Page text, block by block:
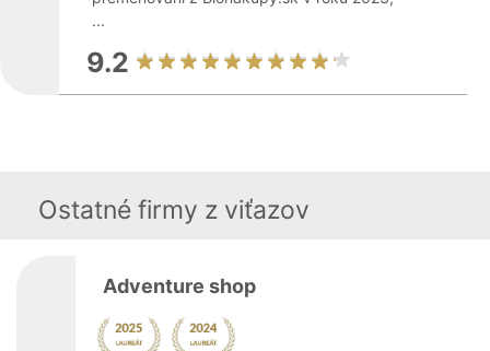
...
9.2
Ostatné firmy z viťazov
Adventure shop